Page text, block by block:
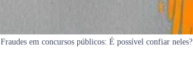
Fraudes em concursos públicos: É possível confiar neles?